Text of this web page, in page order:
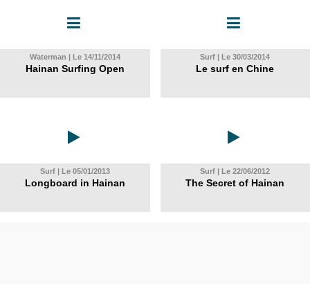
Waterman | Le 14/11/2014
Hainan Surfing Open
Surf | Le 30/03/2014
Le surf en Chine
Surf | Le 05/01/2013
Longboard in Hainan
Surf | Le 22/06/2012
The Secret of Hainan